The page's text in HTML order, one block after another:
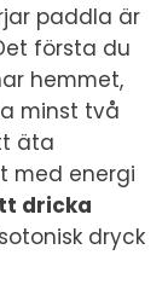
paddla är
första du
hemmet,
minst två
äta
med energi
dricka
dryck